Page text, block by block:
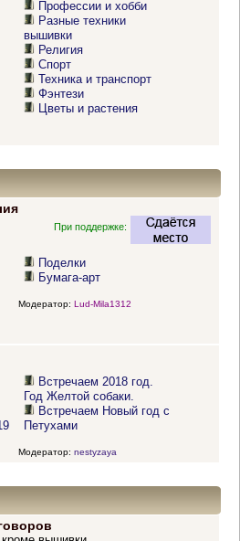
Профессии и хобби
Разные техники
вышивки
Религия
Спорт
Техника и транспорт
Фэнтези
Цветы и растения
При поддержке:
Поделки
Бумага-арт
Модератор: Lud-Mila1312
Встречаем 2018 год.
Год Желтой собаки.
Встречаем Новый год с
Петухами
Модератор: nestyzaya